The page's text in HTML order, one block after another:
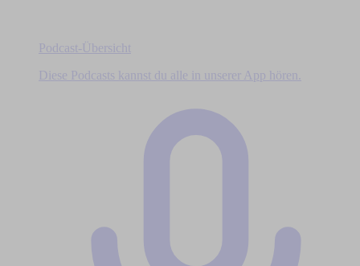
Podcast-Übersicht
Diese Podcasts kannst du alle in unserer App hören.